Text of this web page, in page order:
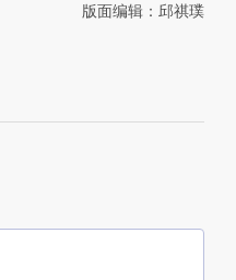
版面编辑：邱祺璞